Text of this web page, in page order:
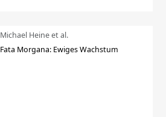
Michael Heine et al.
Fata Morgana: Ewiges Wachstum